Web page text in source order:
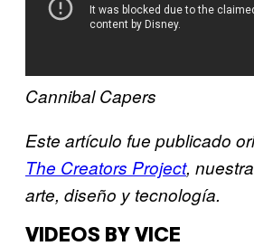
Cannibal Capers
Este artículo fue publicado
The Creators Project,
arte, diseño y tecnología.
VIDEOS BY VICE